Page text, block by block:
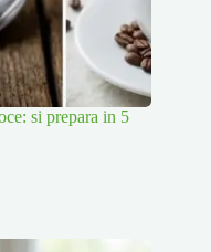
si prepara in 5